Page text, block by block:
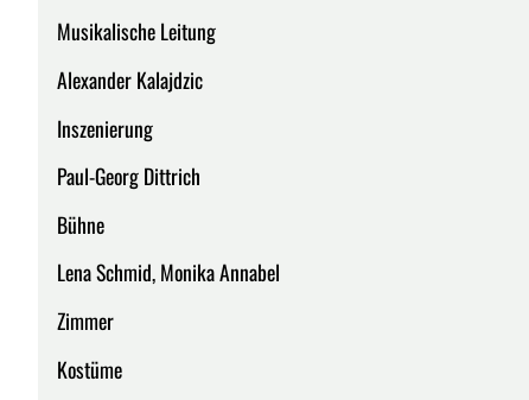
Musikalische Leitung
Alexander Kalajdzic
Inszenierung
Paul-Georg Dittrich
Bühne
Lena Schmid, Monika Annabel
Zimmer
Kostüme